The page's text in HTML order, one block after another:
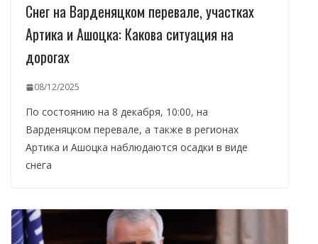
Снег на Варденяцком перевале, участках
Артика и Ашоцка: Какова ситуация на
дорогах
08/12/2025
По состоянию на 8 декабря, 10:00, на
Варденяцком перевале, а также в регионах
Артика и Ашоцка наблюдаются осадки в виде
снега